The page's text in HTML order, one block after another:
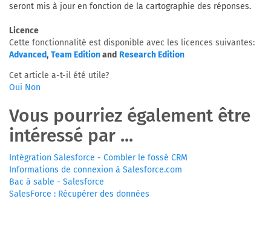
seront mis à jour en fonction de la cartographie des réponses.
Licence
Cette fonctionnalité est disponible avec les licences suivantes:
Advanced, Team Editionand Research Edition
Cet article a-t-il été utile?
Oui Non
Vous pourriez également être
intéressé par ...
Intégration Salesforce - Combler le fossé CRM
Informations de connexion à Salesforce.com
Bac à sable - Salesforce
SalesForce : Récupérer des données